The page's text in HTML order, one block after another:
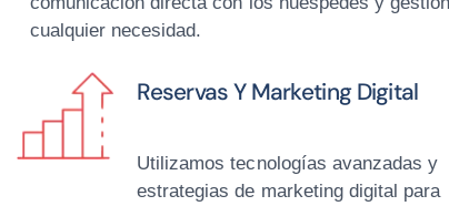
cualquier necesidad.
Reservas Y Marketing Digital
Utilizamos tecnologías avanzadas y
estrategias de marketing digital para